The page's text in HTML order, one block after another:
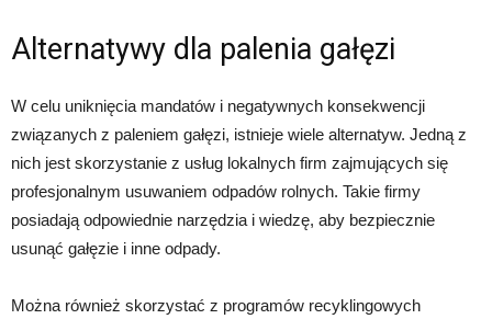
Alternatywy dla palenia gałęzi
W celu uniknięcia mandatów i negatywnych konsekwencji
związanych z paleniem gałęzi, istnieje wiele alternatyw. Jedną z
nich jest skorzystanie z usług lokalnych firm zajmujących się
profesjonalnym usuwaniem odpadów rolnych. Takie firmy
posiadają odpowiednie narzędzia i wiedzę, aby bezpiecznie
usunąć gałęzie i inne odpady.
Można również skorzystać z programów recyklingowych